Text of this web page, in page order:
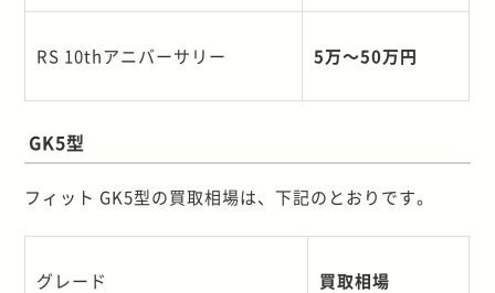
RS 10thアニバーサリー 5万～50万円
GK5型
フィット GK5型の買取相場は、下記のとおりです。
グレード 買取相場